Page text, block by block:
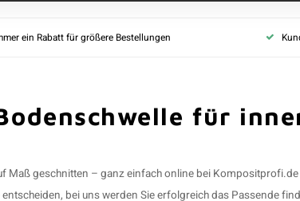
ein Rabatt für größere Bestellungen
für
Maß geschnitten – ganz einfach online bei Kompositprofi.de
entscheiden, bei uns werden Sie erfolgreich das Passende